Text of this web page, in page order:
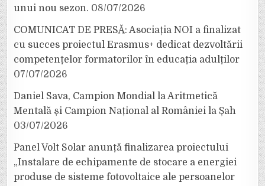
unui nou sezon. 08/07/2026
COMUNICAT DE PRESĂ: Asociația NOI a finalizat
cu succes proiectul Erasmus+ dedicat dezvoltării
competențelor formatorilor în educația adulților
07/07/2026
Daniel Sava, Campion Mondial la Aritmetică
Mentală și Campion Național al României la Șah
03/07/2026
Panel Volt Solar anunță finalizarea proiectului
„Instalare de echipamente de stocare a energiei
produse de sisteme fotovoltaice ale persoanelor